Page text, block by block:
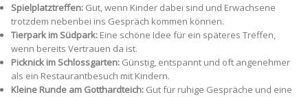
Spielplatztreffen: Gut, wenn Kinder dabei sind und Erwachsene
trotzdem nebenbei ins Gespräch kommen können.
Tierpark im Südpark: Eine schöne Idee für ein späteres Treffen,
wenn bereits Vertrauen da ist.
Picknick im Schlossgarten: Günstig, entspannt und oft angenehmer
als ein Restaurantbesuch mit Kindern.
Kleine Runde am Gotthardteich: Gut für ruhige Gespräche und eine